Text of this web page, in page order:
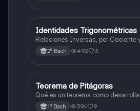
Matemáticas
Identidades Trigonométricas
Relaciones Inversas, por Cociente
2º Bach 492 3
Matemáticas
Teorema de Pitágoras
Qué es un teorema como
1º Bach 394 9